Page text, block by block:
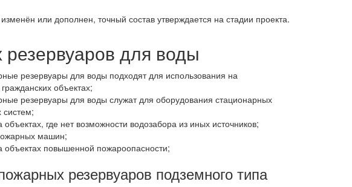
или дополнен, точный состав утверждается на стадии проекта.
для воды
резервуары для воды подходят для использования на
объектах;
резервуары для воды служат для оборудования стационарных
систем;
где нет возможности водозабора из иных источников;
машин;
объектах повышенной пожароопасности;
резервуаров подземного типа